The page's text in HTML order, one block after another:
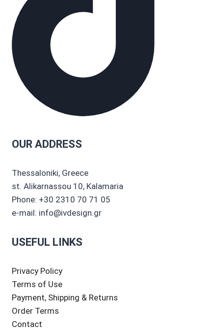
OUR ADDRESS
Thessaloniki, Greece
st. Alikarnassou 10, Kalamaria
Phone: +30 2310 70 71 05
e-mail: info@ivdesign.gr
USEFUL LINKS
Privacy Policy
Terms of Use
Payment, Shipping & Returns
Order Terms
Contact